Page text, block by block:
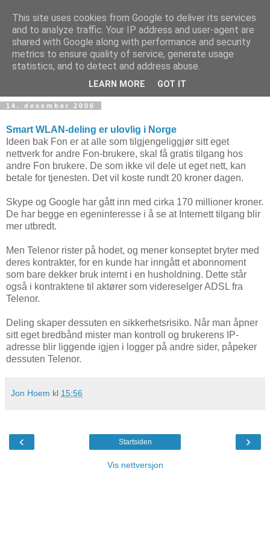
Teknologinyheter
14. desember 2006
Smart WLAN-deling er ulovlig i Norge
Ideen bak Fon er at alle som tilgjengeliggjør sitt eget
nettverk for andre Fon-brukere, skal få gratis tilgang hos
andre Fon brukere. De som ikke vil dele ut eget nett, kan
betale for tjenesten. Det vil koste rundt 20 kroner dagen.
Skype og Google har gått inn med cirka 170 millioner kroner.
De har begge en egeninteresse i å se at Internett tilgang blir
mer utbredt.
Men Telenor rister på hodet, og mener konseptet bryter med
deres kontrakter, for en kunde har inngått et abonnoment
som bare dekker bruk internt i en husholdning. Dette står
også i kontraktene til aktører som videreselger ADSL fra
Telenor.
Deling skaper dessuten en sikkerhetsrisiko. Når man åpner
sitt eget bredbånd mister man kontroll og brukerens IP-
adresse blir liggende igjen i logger på andre sider, påpeker
dessuten Telenor.
Jon Hoem kl 15:56
‹ ›
Startsiden
Vis nettversjon
This site uses cookies from Google to deliver its services
and to analyze traffic. Your IP address and user-agent are
shared with Google along with performance and security
metrics to ensure quality of service, generate usage
statistics, and to detect and address abuse.
LEARN MORE GOT IT